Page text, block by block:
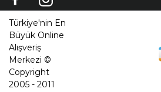
Türkiye'nin En
Büyük Online
Alışveriş
Merkezi ©
Copyright
2005 - 2011